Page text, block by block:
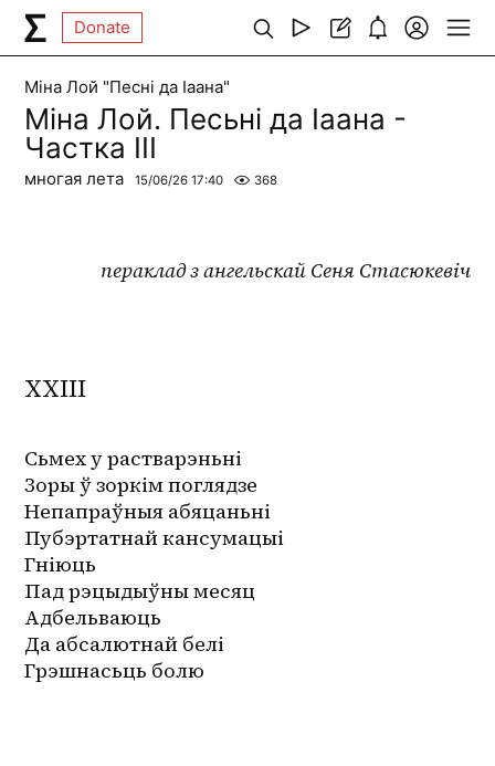
Donate
Міна Лой "Песні да Іаана"
Міна Лой. Песьні да Іаана -
Частка ІІІ
многая лета 15/06/26 17:40 368
пераклад з ангельскай Сеня Стасюкевіч
XXIII
Сьмех у растварэньні
Зоры ў зоркім поглядзе
Непапраўныя абяцаньні
Пубэртатнай кансумацыі
Гніюць
Пад рэцыдыўны месяц
Адбельваюць
Да абсалютнай белі
Грэшнасьць болю